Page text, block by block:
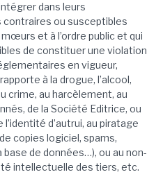
dans leurs
ou susceptibles
et à l’ordre public et qui
de constituer une violation
en vigueur,
à la drogue, l’alcool,
crime, au harcèlement, au
de la Société Editrice, ou
d’autrui, au piratage
copies logiciel, spams,
de données…), ou au non-
intellectuelle des tiers, etc.